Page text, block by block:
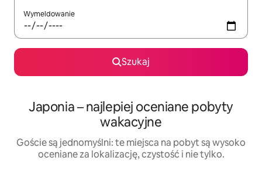
Wymeldowanie
Szukaj
Japonia – najlepiej oceniane pobyty
wakacyjne
Goście są jednomyślni: te miejsca na pobyt są wysoko
oceniane za lokalizację, czystość i nie tylko.